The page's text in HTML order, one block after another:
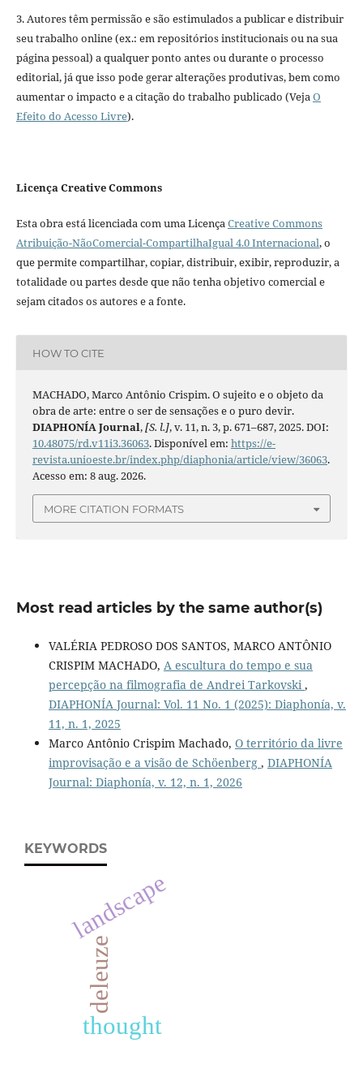
3. Autores têm permissão e são estimulados a publicar e distribuir
seu trabalho online (ex.: em repositórios institucionais ou na sua
página pessoal) a qualquer ponto antes ou durante o processo
editorial, já que isso pode gerar alterações produtivas, bem como
aumentar o impacto e a citação do trabalho publicado (VejaO
Efeito do Acesso Livre).
Licença Creative Commons
Esta obra está licenciada com uma LicençaCreative Commons
Atribuição-NãoComercial-CompartilhaIgual 4.0 Internacional, o
que permite compartilhar, copiar, distribuir, exibir, reproduzir, a
totalidade ou partes desde que não tenha objetivo comercial e
sejam citados os autores e a fonte.
HOW TO CITE
MACHADO, Marco Antônio Crispim. O sujeito e o objeto da
obra de arte: entre o ser de sensações e o puro devir.
DIAPHONÍA Journal,[S. l.], v. 11, n. 3, p. 671–687, 2025. DOI:
10.48075/rd.v11i3.36063. Disponível em: https://e-
revista.unioeste.br/index.php/diaphonia/article/view/36063.
Acesso em: 8 aug. 2026.
MORE CITATION FORMATS
Most read articles by the same author(s)
VALÉRIA PEDROSO DOS SANTOS, MARCO ANTÔNIO
CRISPIM MACHADO, A escultura do tempo e sua
percepção na filmografia de Andrei Tarkovski,
DIAPHONÍA Journal: Vol. 11 No. 1 (2025): Diaphonía, v.
11, n. 1, 2025
Marco Antônio Crispim Machado, O território da livre
improvisação e a visão de Schöenberg , DIAPHONÍA
Journal: Diaphonía, v. 12, n. 1, 2026
KEYWORDS
deleuze
landscape
thought